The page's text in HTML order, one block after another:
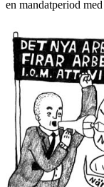
en mandatperiod